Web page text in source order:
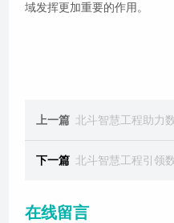
域发挥更加重要的作用。
上一篇 北斗智慧工程助力
下一篇 北斗智慧工程引领
在线留言